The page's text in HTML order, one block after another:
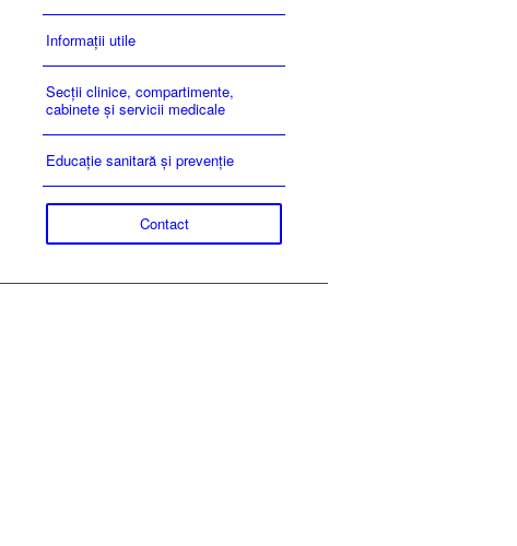
Informații utile
Secții clinice, compartimente,
cabinete și servicii medicale
Educație sanitară și prevenție
Contact